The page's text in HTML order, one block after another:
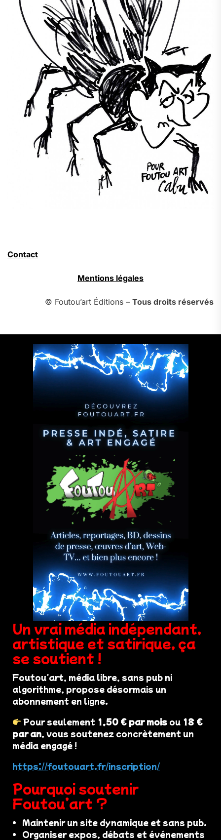
Contact
Mentions légales
© Foutou’art Éditions – Tous droits réservés
Un vrai média indépendant,
artistique et satirique, ça
se soutient !
Foutou'art, média libre, sans pub ni
algorithme, propose désormais un
abonnement en ligne.
Pour seulement 1,50 € par mois ou 18 €
par an, vous soutenez concrètement un
média engagé !
https://foutouart.fr/inscription/
Pourquoi soutenir
Foutou’art ?
Maintenir un site dynamique et sans pub.
Organiser expos, débats et événements